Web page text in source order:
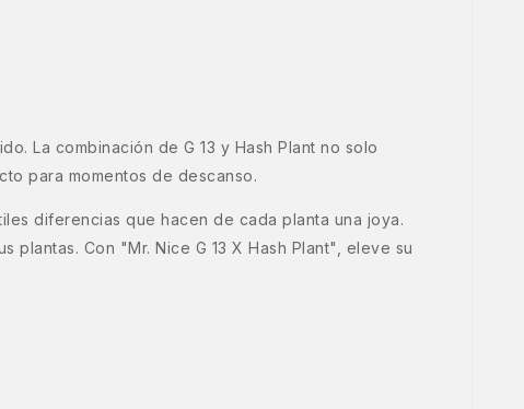
La combinación de G 13 y Hash Plant no solo
para momentos de descanso.
diferencias que hacen de cada planta una joya.
Con "Mr. Nice G 13 X Hash Plant", eleve su